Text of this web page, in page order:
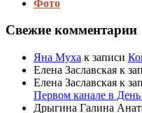
Фото
Свежие комментарии
Яна Муха к записи
Елена Заславская к
Елена Заславская к
Первом канале в
Дрыгина Галина